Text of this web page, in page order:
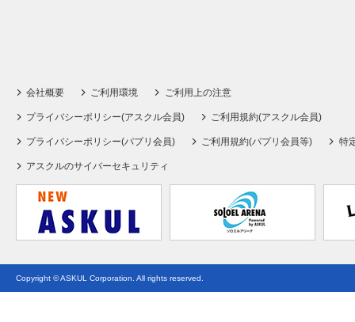
会社概要 ご利用環境 ご利用上の注意
プライバシーポリシー(アスクル会員) ご利用規約(アスクル会員)
プライバシーポリシー(パプリ会員) ご利用規約(パプリ会員等) 特
アスクルのサイバーセキュリティ
Copyright © ASKUL Corporation. All rights reserved.